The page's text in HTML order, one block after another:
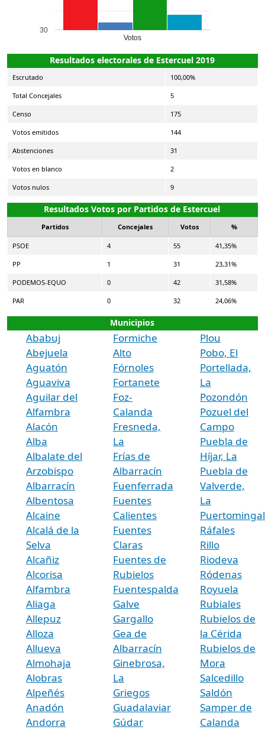
Votos
30
Resultados electorales de Estercuel 2019
Escrutado 100,00%
Total Concejales 5
Censo 175
Votos emitidos 144
Abstenciones 31
Votos en blanco 2
Votos nulos 9
Resultados Votos por Partidos de Estercuel
Partidos Concejales Votos %
PSOE 4 55 41,35%
PP 1 31 23,31%
PODEMOS-EQUO 0 42 31,58%
PAR 0 32 24,06%
Municipios
Ababuj
Abejuela
Aguatón
Aguaviva
Aguilar del
Alfambra
Alacón
Alba
Albalate del
Arzobispo
Albarracín
Albentosa
Alcaine
Alcalá de la
Selva
Alcañiz
Alcorisa
Alfambra
Aliaga
Allepuz
Alloza
Allueva
Almohaja
Alobras
Alpeñés
Anadón
Andorra
Formiche
Alto
Fórnoles
Fortanete
Foz-
Calanda
Fresneda,
La
Frías de
Albarracín
Fuenferrada
Fuentes
Calientes
Fuentes
Claras
Fuentes de
Rubielos
Fuentespalda
Galve
Gargallo
Gea de
Albarracín
Ginebrosa,
La
Griegos
Guadalaviar
Gúdar
Plou
Pobo, El
Portellada,
La
Pozondón
Pozuel del
Campo
Puebla de
Híjar, La
Puebla de
Valverde,
La
Ráfales
Rillo
Riodeva
Ródenas
Royuela
Rubiales
Rubielos de
la Cérida
Rubielos de
Mora
Salcedillo
Saldón
Samper de
Calanda